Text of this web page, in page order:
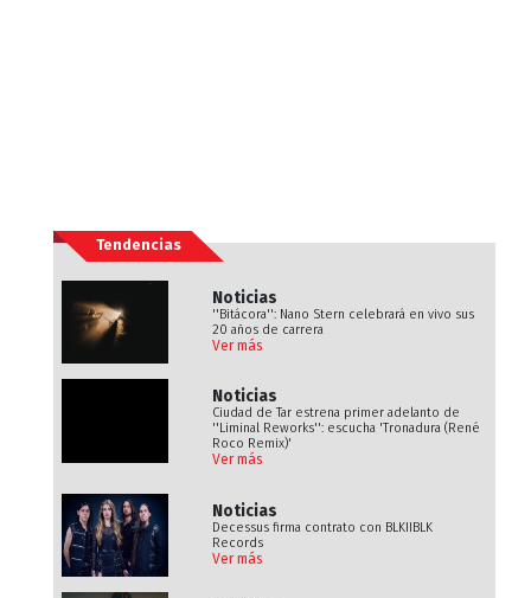
Tendencias
Noticias
''Bitácora'': Nano Stern celebrará en vivo sus
20 años de carrera
Ver más
Noticias
Ciudad de Tar estrena primer adelanto de
''Liminal Reworks'': escucha 'Tronadura (René
Roco Remix)'
Ver más
Noticias
Decessus firma contrato con BLKIIBLK
Records
Ver más